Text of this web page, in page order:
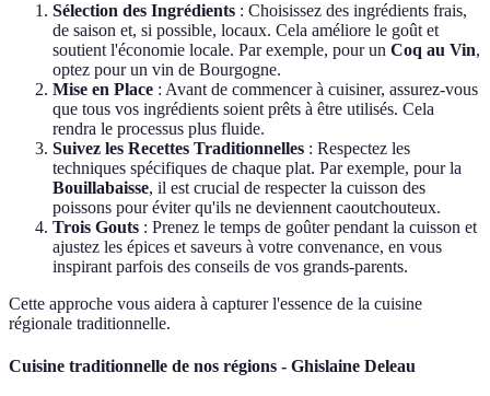
Sélection des Ingrédients : Choisissez des ingrédients frais,
de saison et, si possible, locaux. Cela améliore le goût et
soutient l'économie locale. Par exemple, pour un Coq au Vin,
optez pour un vin de Bourgogne.
Mise en Place : Avant de commencer à cuisiner, assurez-vous
que tous vos ingrédients soient prêts à être utilisés. Cela
rendra le processus plus fluide.
Suivez les Recettes Traditionnelles : Respectez les
techniques spécifiques de chaque plat. Par exemple, pour la
Bouillabaisse, il est crucial de respecter la cuisson des
poissons pour éviter qu'ils ne deviennent caoutchouteux.
Trois Gouts : Prenez le temps de goûter pendant la cuisson et
ajustez les épices et saveurs à votre convenance, en vous
inspirant parfois des conseils de vos grands-parents.
Cette approche vous aidera à capturer l'essence de la cuisine
régionale traditionnelle.
Cuisine traditionnelle de nos régions - Ghislaine Deleau